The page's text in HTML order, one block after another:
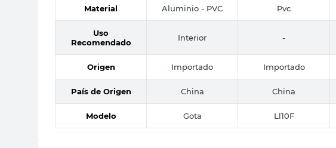
Material Aluminio - PVC Pvc
Uso
Recomendado
Interior -
Origen Importado Importado
País de Origen China China
Modelo Gota Ll10F